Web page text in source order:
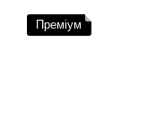
Преміум